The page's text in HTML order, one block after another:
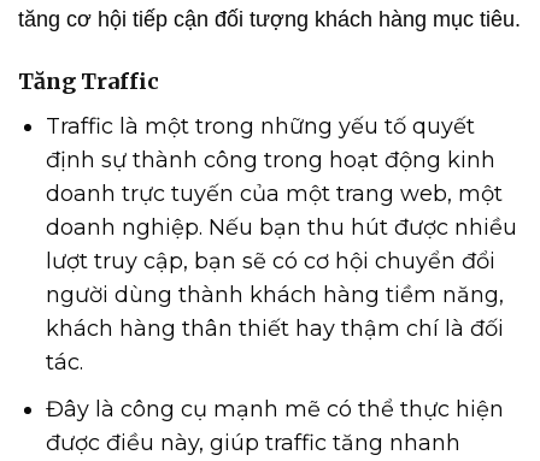
tăng cơ hội tiếp cận đối tượng khách hàng mục tiêu.
Tăng Traffic
Traffic là một trong những yếu tố quyết
định sự thành công trong hoạt động kinh
doanh trực tuyến của một trang web, một
doanh nghiệp. Nếu bạn thu hút được nhiều
lượt truy cập, bạn sẽ có cơ hội chuyển đổi
người dùng thành khách hàng tiềm năng,
khách hàng thân thiết hay thậm chí là đối
tác.
Đây là công cụ mạnh mẽ có thể thực hiện
được điều này, giúp traffic tăng nhanh